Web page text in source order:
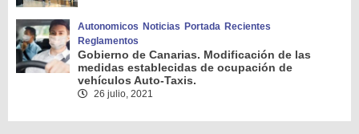
Autonomicos Noticias Portada Recientes
Reglamentos
Gobierno de Canarias. Modificación de las
medidas establecidas de ocupación de
vehículos Auto-Taxis.
26 julio, 2021